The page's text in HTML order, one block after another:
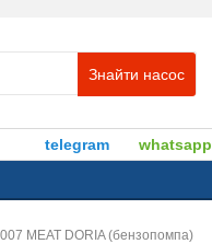
Знайти насос
telegram whatsapp
MEAT DORIA (бензопомпа)